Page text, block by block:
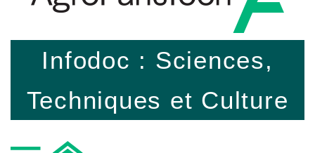
Infodoc : Sciences,
Techniques et Culture